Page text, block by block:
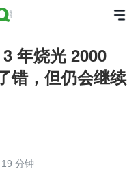
年烧光 2000
错，但仍会继续
分钟